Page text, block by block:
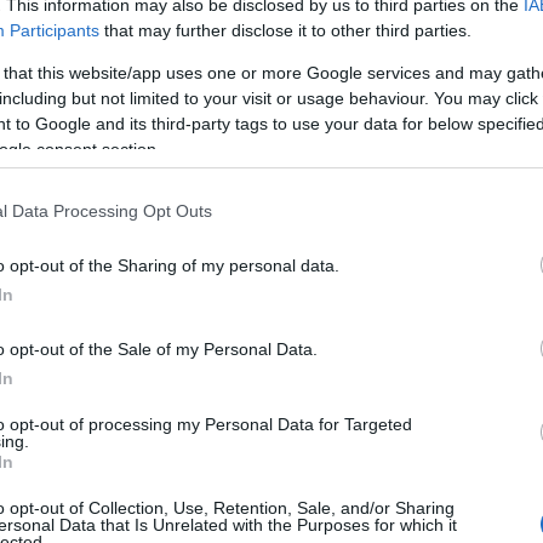
This information may also be disclosed by us to third parties on the
Participants that may further disclose it to other third parties.
that this website/app uses one or more Google services and may
but not limited to your visit or usage behaviour. You may
to Google and its third-party tags to use your data for below
consent section.
Data Processing Opt Outs
opt-out of the Sharing of my personal data.
opt-out of the Sale of my Personal Data.
opt-out of processing my Personal Data for Targeted
opt-out of Collection, Use, Retention, Sale, and/or Sharing
Data that Is Unrelated with the Purposes for which it
μόνο και μόνο για να νιώσω πιο
ψωμί και κατανάλωνε τόσο πολύ, που μέσα
τον πατέρα της. «Έβλεπα το φαγητό
γι’ αυτό. Κάθε φορά που είχαμε
φαγητό παρηγοριάς για μένα ήταν το
γιατί αυτό μου έδινε την